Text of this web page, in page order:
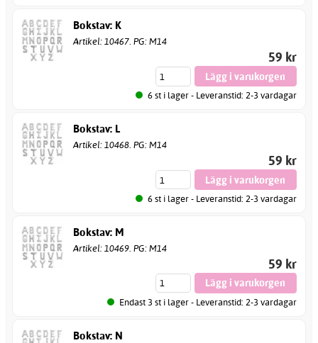
Bokstav: K
Artikel: 10467. PG: M14
59 kr
6 st i lager - Leveranstid: 2-3 vardagar
Bokstav: L
Artikel: 10468. PG: M14
59 kr
6 st i lager - Leveranstid: 2-3 vardagar
Bokstav: M
Artikel: 10469. PG: M14
59 kr
Endast 3 st i lager - Leveranstid: 2-3 vardagar
Bokstav: N